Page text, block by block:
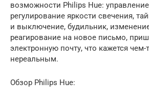
возможности Philips Hue:
регулирование яркости свечения,
и выключение, будильник,
реагирование на новое письмо,
электронную почту, что кажется
нереальным.
Обзор Philips Hue: